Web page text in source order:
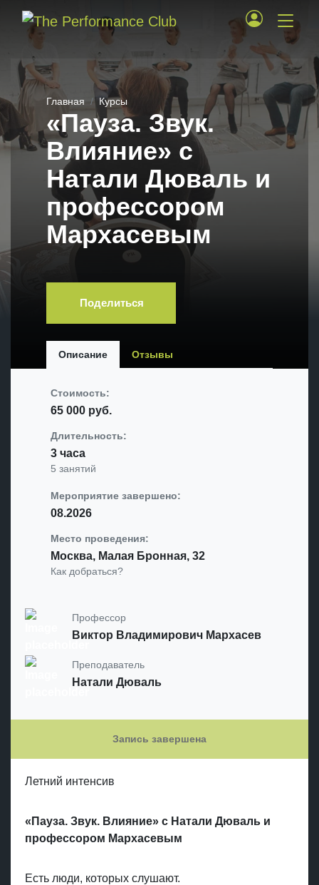
Главная Курсы
«Пауза. Звук.
Влияние» c
Натали Дюваль и
профессором
Мархасевым
Поделиться
Описание Отзывы
Стоимость:
65 000 руб.
Длительность:
3 часа
5 занятий
Мероприятие завершено:
08.2026
Место проведения:
Москва, Малая Бронная, 32
Как добраться?
Профессор
Виктор Владимирович Мархасев
Преподаватель
Натали Дюваль
Запись завершена
Летний интенсив
«Пауза. Звук. Влияние» c Натали Дюваль и
профессором Мархасевым
Есть люди, которых слушают.